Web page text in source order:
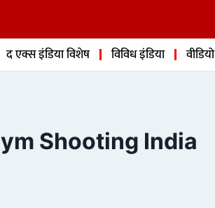
द एक्स इंडिया विशेष विविध इंडिया वीडियो
Shooting India